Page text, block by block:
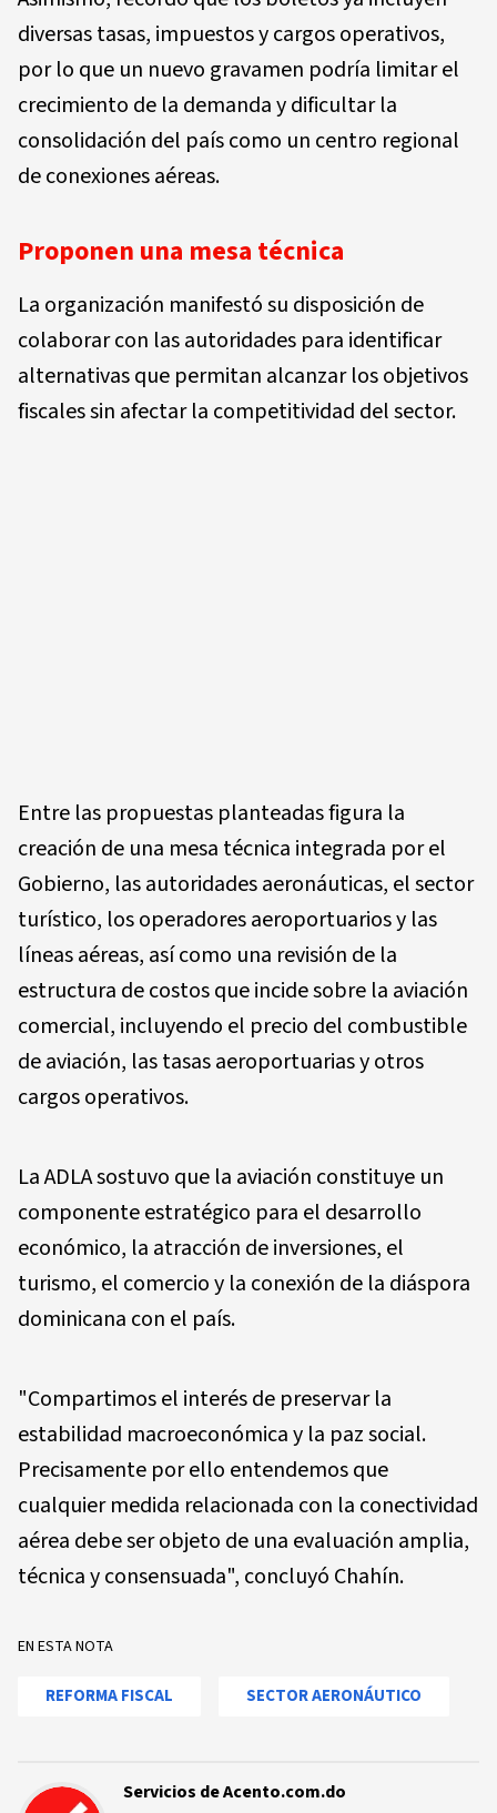
diversas tasas, impuestos y cargos operativos,
por lo que un nuevo gravamen podría limitar el
crecimiento de la demanda y dificultar la
consolidación del país como un centro regional
de conexiones aéreas.
Proponen una mesa técnica
La organización manifestó su disposición de
colaborar con las autoridades para identificar
alternativas que permitan alcanzar los objetivos
fiscales sin afectar la competitividad del sector.
Entre las propuestas planteadas figura la
creación de una mesa técnica integrada por el
Gobierno, las autoridades aeronáuticas, el sector
turístico, los operadores aeroportuarios y las
líneas aéreas, así como una revisión de la
estructura de costos que incide sobre la aviación
comercial, incluyendo el precio del combustible
de aviación, las tasas aeroportuarias y otros
cargos operativos.
La ADLA sostuvo que la aviación constituye un
componente estratégico para el desarrollo
económico, la atracción de inversiones, el
turismo, el comercio y la conexión de la diáspora
dominicana con el país.
"Compartimos el interés de preservar la
estabilidad macroeconómica y la paz social.
Precisamente por ello entendemos que
cualquier medida relacionada con la conectividad
aérea debe ser objeto de una evaluación amplia,
técnica y consensuada", concluyó Chahín.
EN ESTA NOTA
REFORMA FISCAL SECTOR AERONÁUTICO
Servicios de Acento.com.do